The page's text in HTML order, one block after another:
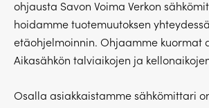
ohjausta Savon Voima Verkon
hoidamme tuotemuutoksen
etäohjelmoinnin. Ohjaamme kuormat
Aikasähkön talviaikojen ja
Osalla asiakkaistamme sähkömittari